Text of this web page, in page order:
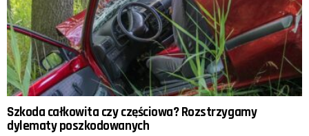
Szkoda całkowita czy częściowa? Rozstrzygamy
dylematy poszkodowanych